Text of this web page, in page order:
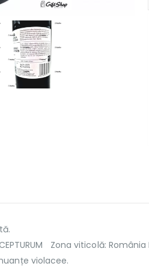
CEPTURUM Zona viticolă:
violacee.